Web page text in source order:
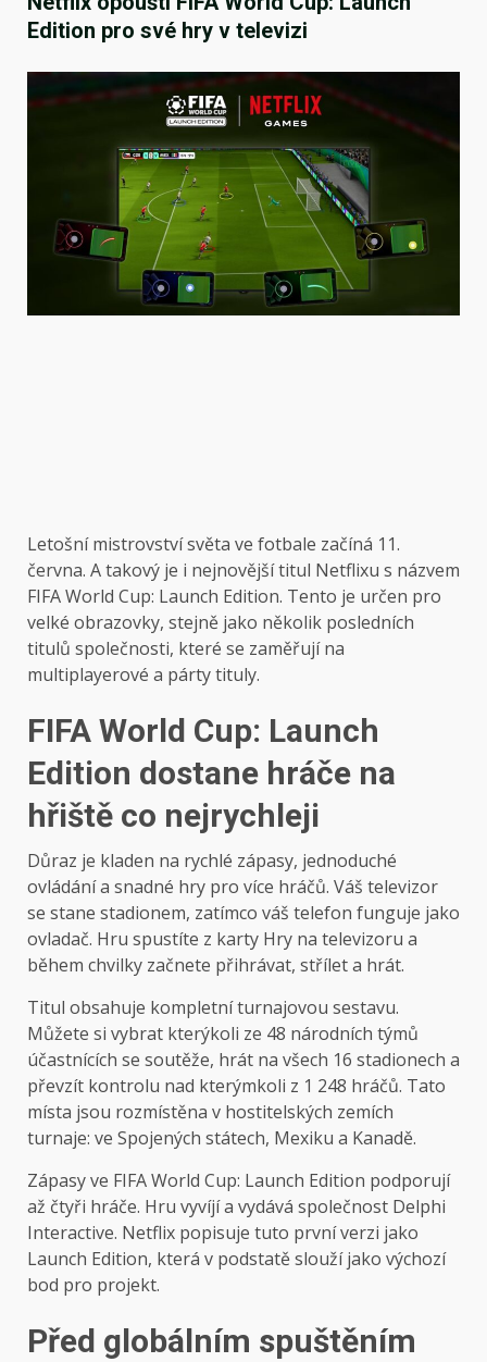
Edition pro své hry v televizi
Letošní mistrovství světa ve fotbale začíná 11.
června. A takový je i nejnovější titul Netflixu s názvem
FIFA World Cup: Launch Edition. Tento je určen pro
velké obrazovky, stejně jako několik posledních
titulů společnosti, které se zaměřují na
multiplayerové a párty tituly.
FIFA World Cup: Launch
Edition dostane hráče na
hřiště co nejrychleji
Důraz je kladen na rychlé zápasy, jednoduché
ovládání a snadné hry pro více hráčů. Váš televizor
se stane stadionem, zatímco váš telefon funguje jako
ovladač. Hru spustíte z karty Hry na televizoru a
během chvilky začnete přihrávat, střílet a hrát.
Titul obsahuje kompletní turnajovou sestavu.
Můžete si vybrat kterýkoli ze 48 národních týmů
účastnících se soutěže, hrát na všech 16 stadionech a
převzít kontrolu nad kterýmkoli z 1 248 hráčů. Tato
místa jsou rozmístěna v hostitelských zemích
turnaje: ve Spojených státech, Mexiku a Kanadě.
Zápasy ve FIFA World Cup: Launch Edition podporují
až čtyři hráče. Hru vyvíjí a vydává společnost Delphi
Interactive. Netflix popisuje tuto první verzi jako
Launch Edition, která v podstatě slouží jako výchozí
bod pro projekt.
Před globálním spuštěním